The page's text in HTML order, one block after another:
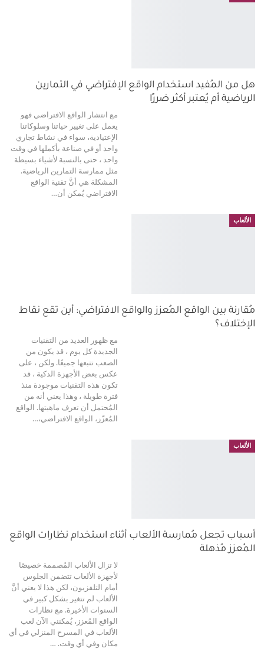
هل من المُفيد استخدام الواقع الإفتراضي في التمارين
الرياضية أم يُعتبر أكثر ضررًا
مع انتشار الواقع الافتراضي فهو
يعمل على تغيير حياتنا وسلوكاتنا
الإعتيادية، سواء في نشاط تجاري
واحد أو في صناعة بأكملها في وقت
واحد ، حتى بالنسبة لأشياء بسيطة
مثل ممارسة التمارين الرياضية.
المشكلة هي أنَّ تقنية الواقع
الافتراضي يُمكن أن…
الألعاب
مُقارنة بين الواقع المُعزز والواقع الافتراضي: أين تقع نقاط
الإختلاف؟
مع ظهور العديد من التقنيات
الجديدة كل يوم ، قد يكون من
الصعب تتبعها جميعًا. ولكن ، على
عكس بعض الأجهزة الذكية ، قد
تكون هذه التقنيات موجودة منذ
فترة طويلة ، وهذا يعني أنه من
المُحتمل أن تعرف ماهيتها.
الواقع
المُعزّز، الواقع الافتراضي،…
الألعاب
أسباب تجعل مُمارسة الألعاب أثناء استخدام نظارات الواقع
المُعزز مُذهلة
لا تزال الألعاب المُصممة خصيصًا
لأجهزة الألعاب تتضمن الجلوس
أمام التلفزيون، لكن هذا لا يعني أنَّ
الألعاب لم تتغير بشكل كبير في
السنوات الأخيرة. مع نظارات
الواقع المُعزز، يُمكنني الآن لعب
الألعاب في المسرح المنزلي في أي
مكان وفي أي وقت. …